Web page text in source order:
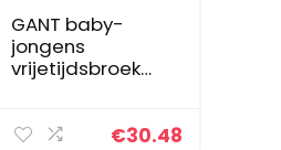
GANT baby-
jongens
vrijetijdsbroek
COTTON PANTS
€30.48